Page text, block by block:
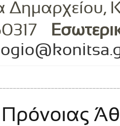
Δημαρχείου,
Πρόνοιας